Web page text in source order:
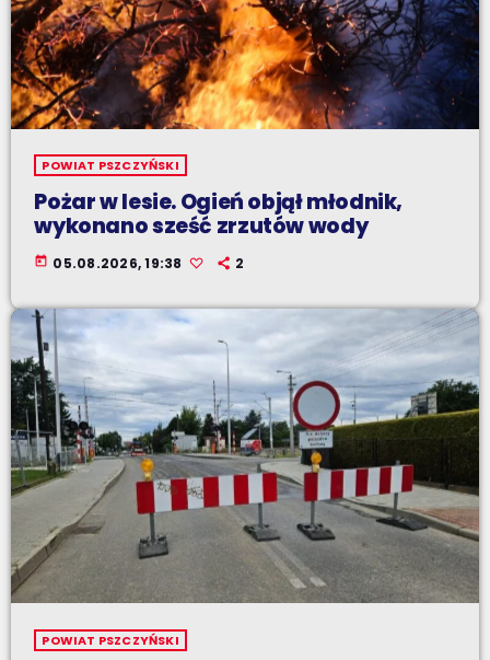
POWIAT PSZCZYŃSKI
Pożar w lesie. Ogień objął młodnik,
wykonano sześć zrzutów wody
today 05.08.2026, 19:38 2
POWIAT PSZCZYŃSKI